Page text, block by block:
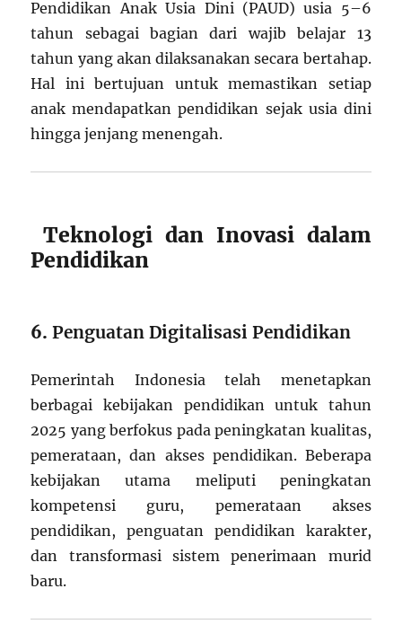
Pendidikan Anak Usia Dini (PAUD) usia 5–6
tahun sebagai bagian dari wajib belajar 13
tahun yang akan dilaksanakan secara bertahap.
Hal ini bertujuan untuk memastikan setiap
anak mendapatkan pendidikan sejak usia dini
hingga jenjang menengah.
Teknologi dan Inovasi dalam
Pendidikan
6.Penguatan Digitalisasi Pendidikan
Pemerintah Indonesia telah menetapkan
berbagai kebijakan pendidikan untuk tahun
2025 yang berfokus pada peningkatan kualitas,
pemerataan, dan akses pendidikan. Beberapa
kebijakan utama meliputi peningkatan
kompetensi guru, pemerataan akses
pendidikan, penguatan pendidikan karakter,
dan transformasi sistem penerimaan murid
baru.